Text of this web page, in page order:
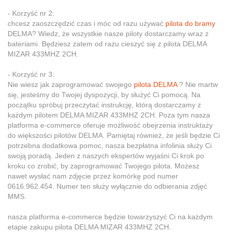
- Korzyść nr 2:
chcesz zaoszczędzić czas i móc od razu używać pilota do bramy
DELMA? Wiedz, że wszystkie nasze piloty dostarczamy wraz z
bateriami. Będziesz zatem od razu cieszyć się z pilota DELMA
MIZAR 433MHZ 2CH.
- Korzyść nr 3:
Nie wiesz jak zaprogramować swojego pilota DELMA? Nie martw
się, jesteśmy do Twojej dyspozycji, by służyć Ci pomocą. Na
początku spróbuj przeczytać instrukcję, którą dostarczamy z
każdym pilotem DELMA MIZAR 433MHZ 2CH. Poza tym nasza
platforma e-commerce oferuje możliwość obejrzenia instruktaży
do większości pilotów DELMA. Pamiętaj również, że jeśli będzie Ci
potrzebna dodatkowa pomoc, nasza bezpłatna infolinia służy Ci
swoją poradą. Jeden z naszych ekspertów wyjaśni Ci krok po
kroku co zrobić, by zaprogramować Twojego pilota. Możesz
nawet wysłać nam zdjęcie przez komórkę pod numer
0616.962.454. Numer ten służy wyłącznie do odbierania zdjęć
MMS.
nasza platforma e-commerce będzie towarzyszyć Ci na każdym
etapie zakupu pilota DELMA MIZAR 433MHZ 2CH.